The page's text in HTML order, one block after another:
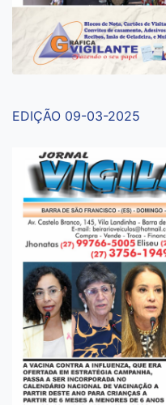
EDIÇÃO 09-03-2025